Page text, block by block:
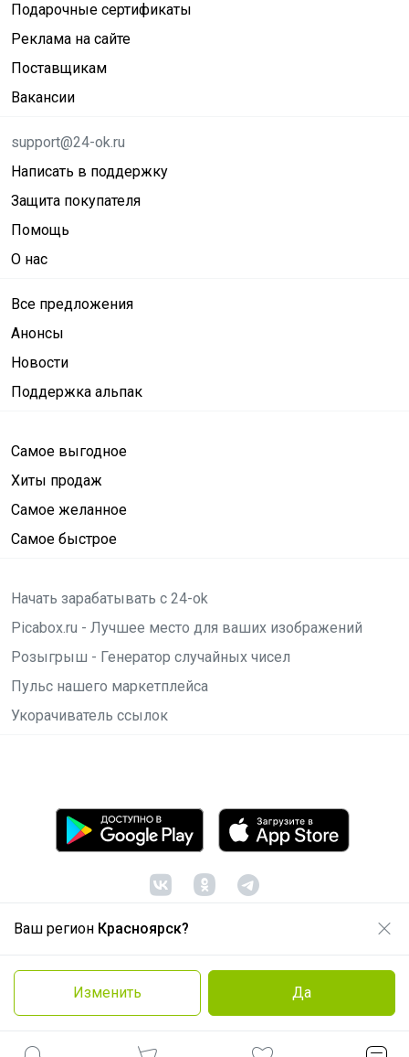
Ваш регион Красноярск?
Изменить Да
Подарочные сертификаты
Реклама на сайте
Поставщикам
Вакансии
support@24-ok.ru
Написать в поддержку
Защита покупателя
Помощь
О нас
Все предложения
Анонсы
Новости
Поддержка альпак
Самое выгодное
Хиты продаж
Самое желанное
Самое быстрое
Начать зарабатывать с 24-ok
Picabox.ru - Лучшее место для ваших изображений
Розыгрыш - Генератор случайных чисел
Пульс нашего маркетплейса
Укорачиватель ссылок
© ООО "Лявита", ОГРН 1122468054070, 2012 -2026
Политика конфиденциальности
Cоглашение пользователя